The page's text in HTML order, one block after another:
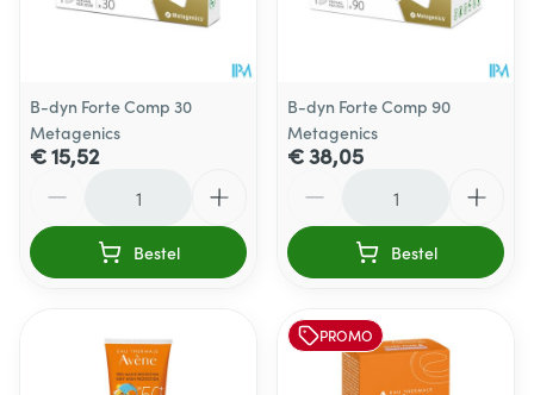
B-dyn Forte Comp 30
Metagenics
€ 15,52
Bestel
B-dyn Forte Comp 90
Metagenics
€ 38,05
Bestel
PROMO